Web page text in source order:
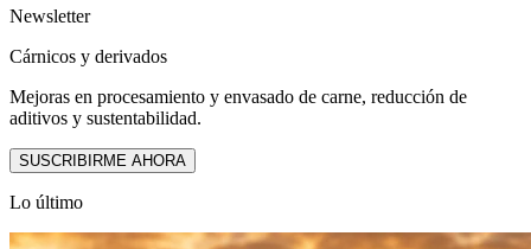
Newsletter
Cárnicos y derivados
Mejoras en procesamiento y envasado de carne, reducción de
aditivos y sustentabilidad.
SUSCRIBIRME AHORA
Lo último